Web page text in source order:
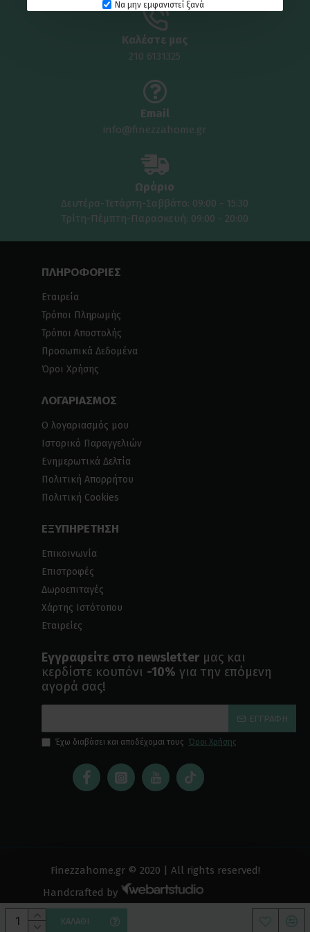
Να μην εμφανιστεί ξανά
ΚΑΛΆΘΙ
Καλέστε μας
210 6131325
Email
info@finezzahome.gr
Ωράριο
Δευτέρα-Τετάρτη-Σαββάτο: 09:00 - 15:30
Τρίτη-Πέμπτη-Παρασκευή: 09:00 - 20:00
ΠΛΗΡΟΦΟΡΙΕΣ
Εταιρεία
Τρόποι Πληρωμής
Τρόποι Αποστολής
Προσωπικά Δεδομένα
Όροι Χρήσης
ΛΟΓΑΡΙΑΣΜΟΣ
Ο λογαριασμός μου
Ιστορικό Παραγγελιών
Ενημερωτικά Δελτία
Πολιτική Απορρήτου
Πολιτική Cookies
ΕΞΥΠΗΡΕΤΗΣΗ
Επικοινωνία
Επιστροφές
Δωροεπιταγές
Χάρτης Ιστότοπου
Εταιρείες
Εγγραφείτε στο newsletter μας και
κερδίστε κουπόνι -10% για την επόμενη
αγορά σας!
ΕΓΓΡΑΦΉ
Έχω διαβάσει και αποδέχομαι τους Όροι Χρήσης
Finezzahome.gr © 2020 | All rights reserved!
Handcrafted by